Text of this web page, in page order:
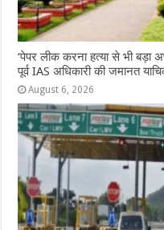
‘पेपर लीक करना हत्या से भी बड़ा
पूर्व IAS अधिकारी की जमानत
August 6, 2026